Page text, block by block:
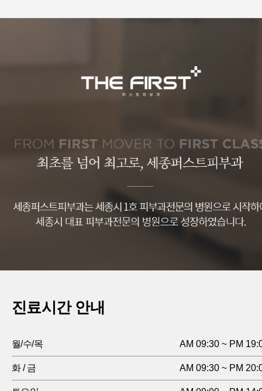
진료시간 안내
월/수/목 AM 09:30 ~ PM
화 / 금 AM 09:30 ~ PM